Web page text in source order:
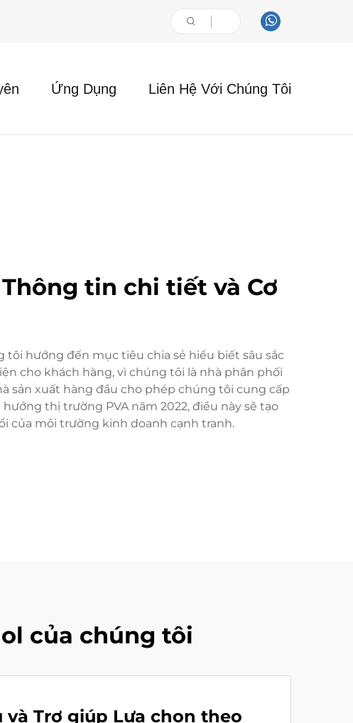
Ứng Dụng Liên Hệ Với Chúng Tôi
tin chi tiết và Cơ
hướng đến mục tiêu chia sẻ hiểu biết sâu sắc
cho khách hàng, vì chúng tôi là nhà phân phối
sản xuất hàng đầu cho phép chúng tôi cung cấp
thị trường PVA năm 2022, điều này sẽ tạo
của môi trường kinh doanh cạnh tranh.
của chúng tôi
và Trợ giúp Lựa chọn theo